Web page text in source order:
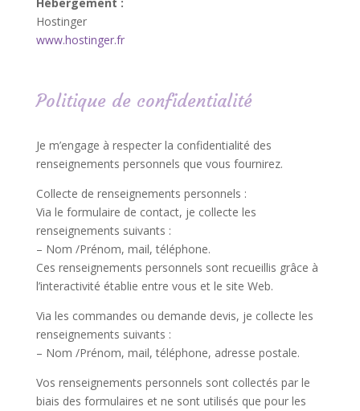
Hostinger
www.hostinger.fr
Politique de confidentialité
Je m’engage à respecter la confidentialité des
renseignements personnels que vous fournirez.
Collecte de renseignements personnels :
Via le formulaire de contact, je collecte les
renseignements suivants :
– Nom /Prénom, mail, téléphone.
Ces renseignements personnels sont recueillis grâce à
l’interactivité établie entre vous et le site Web.
Via les commandes ou demande devis, je collecte les
renseignements suivants :
– Nom /Prénom, mail, téléphone, adresse postale.
Vos renseignements personnels sont collectés par le
biais des formulaires et ne sont utilisés que pour les